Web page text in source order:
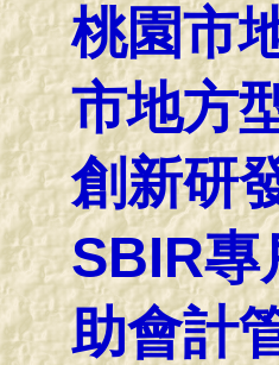
桃園市
市地方
創新研
SBIR專
助會計